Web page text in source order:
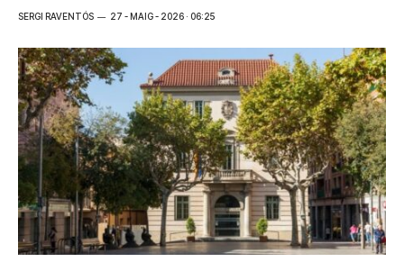
SERGI RAVENTÓS 27 - MAIG - 2026 · 06:25